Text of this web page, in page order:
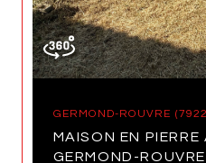
GERMOND-ROUVRE
MAISON EN PIERRE
GERMOND-